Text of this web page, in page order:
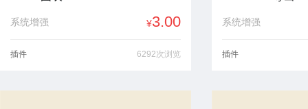
¥3.00
系统增强
插件 6292次浏览
系统增强
插件